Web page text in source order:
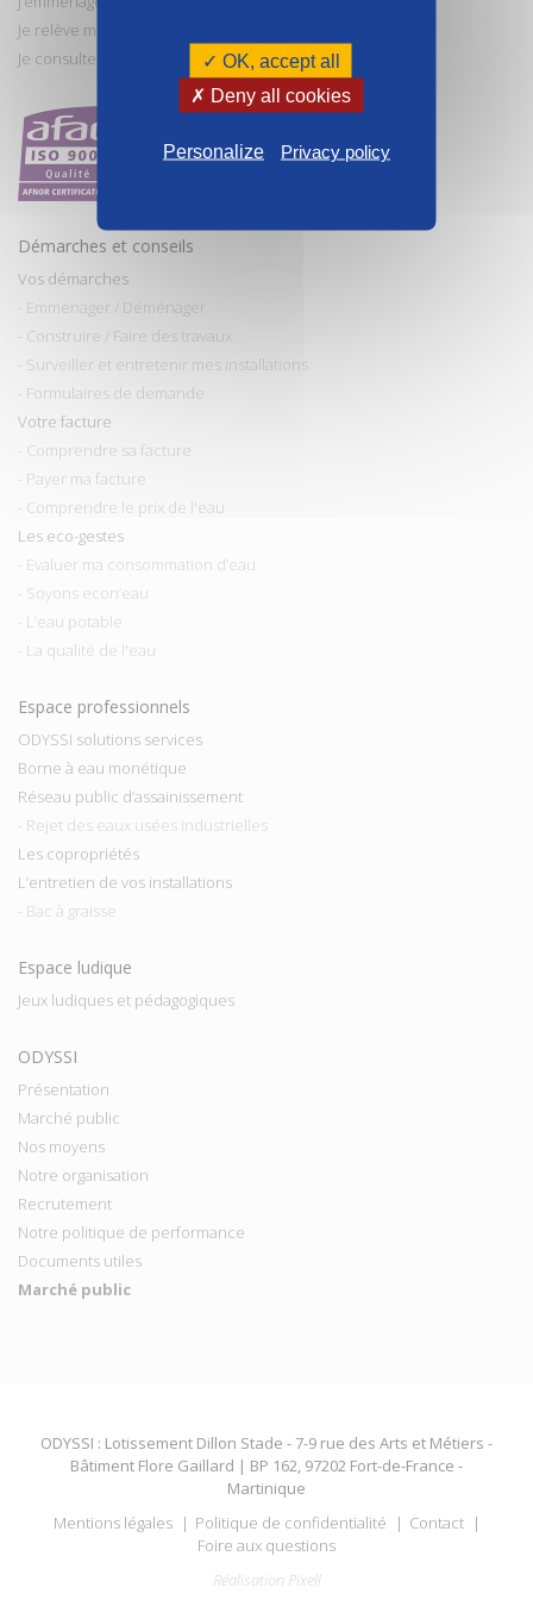
Je relève mon compteur
Je consulte et paye ma facture
Démarches et conseils
Vos démarches
- Emmenager / Déménager
- Construire / Faire des travaux
- Surveiller et entretenir mes installations
- Formulaires de demande
Votre facture
- Comprendre sa facture
- Payer ma facture
- Comprendre le prix de l'eau
Les eco-gestes
- Evaluer ma consommation d’eau
- Soyons econ’eau
- L’eau potable
- La qualité de l'eau
Espace professionnels
ODYSSI solutions services
Borne à eau monétique
Réseau public d’assainissement
- Rejet des eaux usées industrielles
Les copropriétés
L’entretien de vos installations
- Bac à graisse
Espace ludique
Jeux ludiques et pédagogiques
ODYSSI
Présentation
Marché public
Nos moyens
Notre organisation
Recrutement
Notre politique de performance
Documents utiles
Marché public
ODYSSI : Lotissement Dillon Stade - 7-9 rue des Arts et Métiers -
Bâtiment Flore Gaillard | BP 162, 97202 Fort-de-France -
Martinique
Mentions légales
Politique de confidentialité
Contact
Foire aux questions
Réalisation Pixell
✓ OK, accept all
✗ Deny all cookies
Personalize Privacy policy